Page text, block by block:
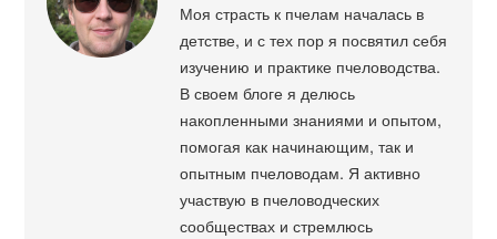
Моя страсть к пчелам началась в
детстве, и с тех пор я посвятил себя
изучению и практике пчеловодства.
В своем блоге я делюсь
накопленными знаниями и опытом,
помогая как начинающим, так и
опытным пчеловодам. Я активно
участвую в пчеловодческих
сообществах и стремлюсь